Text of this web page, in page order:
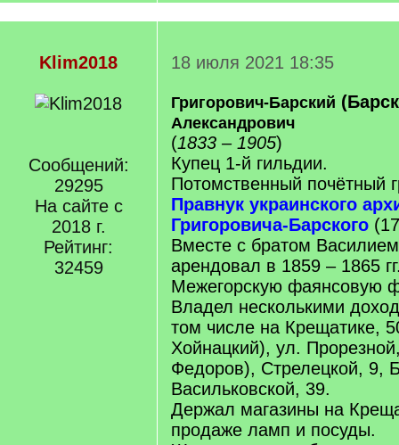
Klim2018
Сообщений:
29295
На сайте с
2018 г.
Рейтинг:
32459
18 июля 2021 18:35
Григорович-Барский
Александрович
(1833 – 1905)
Купец 1-й гильдии.
Потомственный почётный
Правнук украинского
Григоровича-Барского
Вместе с братом
арендовал в 1859 – 1865
Межегорскую фаянсовую
Владел несколькими
том числе на Крещатике,
Хойнацкий), ул.
Федоров), Стрелецкой, 9,
Васильковской, 39.
Держал магазины на
продаже ламп и посуды.